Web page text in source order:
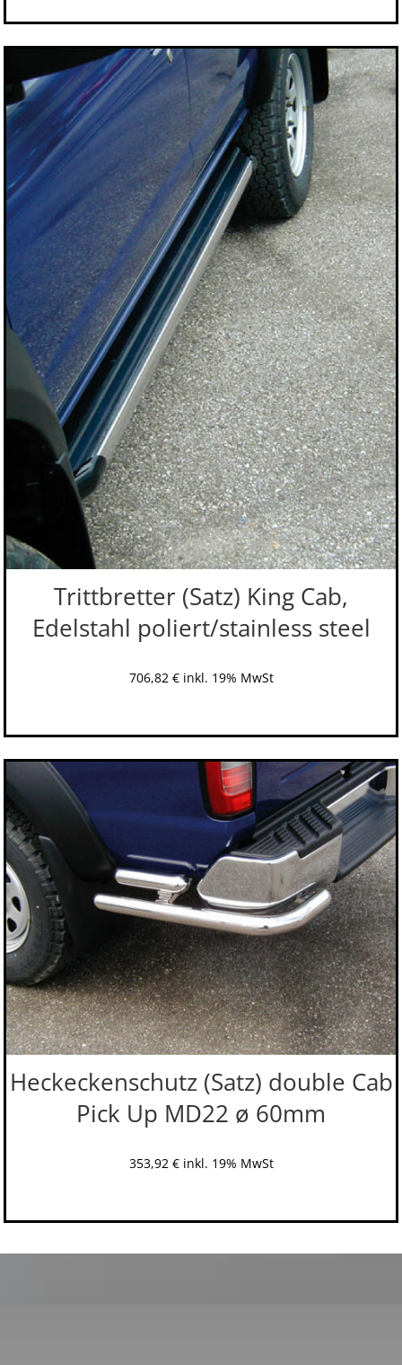
Trittbretter (Satz) King Cab,
Edelstahl poliert/stainless steel
706,82 € inkl. 19% MwSt
Heckeckenschutz (Satz) double Cab
Pick Up MD22 ø 60mm
353,92 € inkl. 19% MwSt